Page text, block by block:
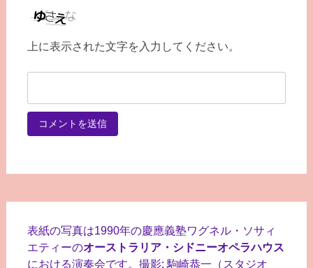
上に表示された文字を入力してください。
表紙の写真は1990年の慶應義塾ワグネル・ソサィ
エティーのオーストラリア・シドニーオペラハウス
における演奏会です。撮影: 駒崎恭一（スタジオ